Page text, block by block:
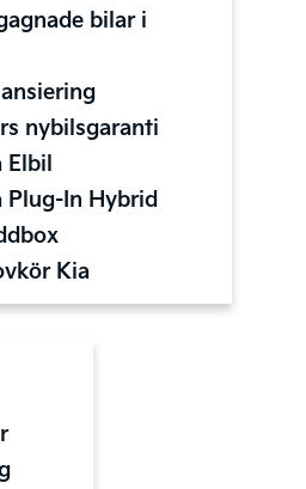
bilar i
nybilsgaranti
Elbil
Plug-In Hybrid
Kia